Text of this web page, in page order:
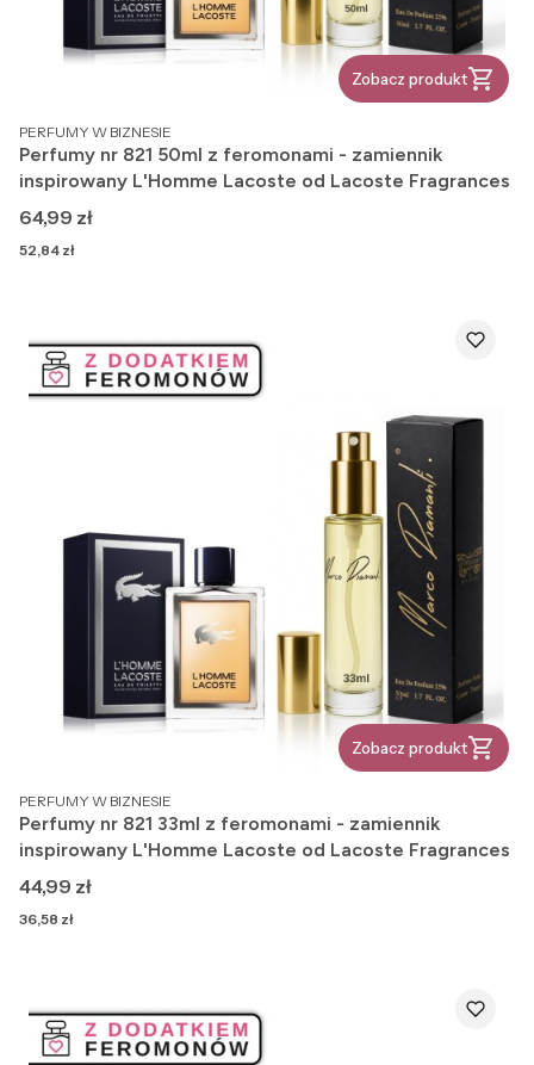
Zobacz produkt
PRODUCENT
PERFUMY W BIZNESIE
Perfumy nr 821 50ml z feromonami - zamiennik
inspirowany L'Homme Lacoste od Lacoste Fragrances
Cena
64,99 zł
Cena
52,84 zł
Zobacz produkt
PRODUCENT
PERFUMY W BIZNESIE
Perfumy nr 821 33ml z feromonami - zamiennik
inspirowany L'Homme Lacoste od Lacoste Fragrances
Cena
44,99 zł
Cena
36,58 zł